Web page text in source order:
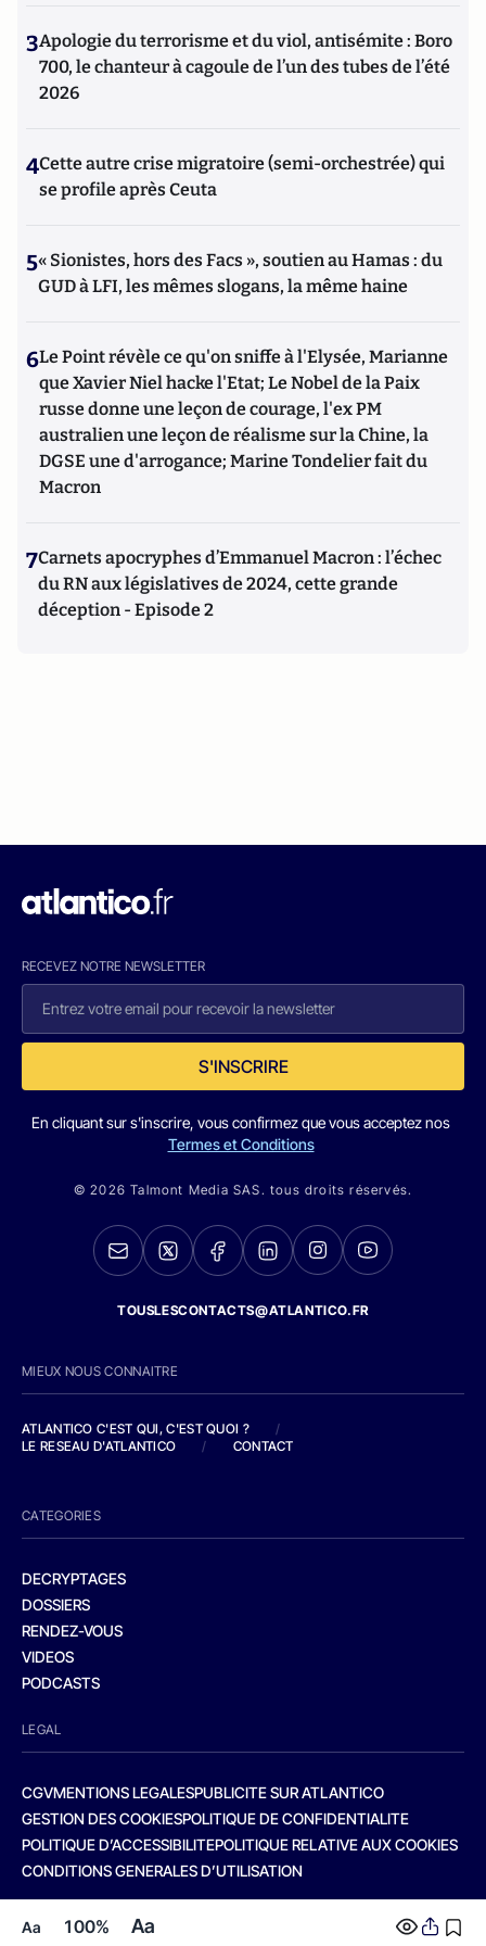
Aa 100% Aa
3Apologie du terrorisme et du viol, antisémite : Boro
700, le chanteur à cagoule de l’un des tubes de l’été
2026
4Cette autre crise migratoire (semi-orchestrée) qui
se profile après Ceuta
5« Sionistes, hors des Facs », soutien au Hamas : du
GUD à LFI, les mêmes slogans, la même haine
6Le Point révèle ce qu'on sniffe à l'Elysée, Marianne
que Xavier Niel hacke l'Etat; Le Nobel de la Paix
russe donne une leçon de courage, l'ex PM
australien une leçon de réalisme sur la Chine, la
DGSE une d'arrogance; Marine Tondelier fait du
Macron
7Carnets apocryphes d’Emmanuel Macron : l’échec
du RN aux législatives de 2024, cette grande
déception - Episode 2
RECEVEZ NOTRE NEWSLETTER
S'INSCRIRE
En cliquant sur s'inscrire, vous confirmez que vous acceptez nos
Termes et Conditions
© 2026 Talmont Media SAS. tous droits réservés.
TOUSLESCONTACTS@ATLANTICO.FR
MIEUX NOUS CONNAITRE
ATLANTICO C'EST QUI, C'EST QUOI ?
/
LE RESEAU D'ATLANTICO
/ CONTACT
CATEGORIES
DECRYPTAGES
DOSSIERS
RENDEZ-VOUS
VIDEOS
PODCASTS
LEGAL
CGVMENTIONS LEGALESPUBLICITE SUR ATLANTICO
GESTION DES COOKIESPOLITIQUE DE CONFIDENTIALITE
POLITIQUE D’ACCESSIBILITEPOLITIQUE RELATIVE AUX COOKIES
CONDITIONS GENERALES D’UTILISATION